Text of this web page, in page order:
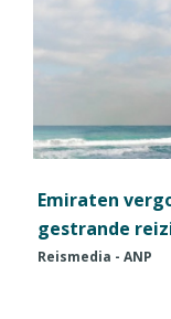
Emiraten
gestrande
Reismedia - ANP